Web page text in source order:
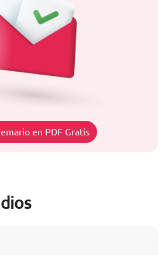
en PDF Gratis